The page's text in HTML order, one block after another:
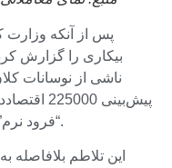
بیکاری را گزارش
پیش‌بینی
“فرود نرم” برای اقتصاد ایالات متحده تشدید کرد.
این تلاطم بلافاصله